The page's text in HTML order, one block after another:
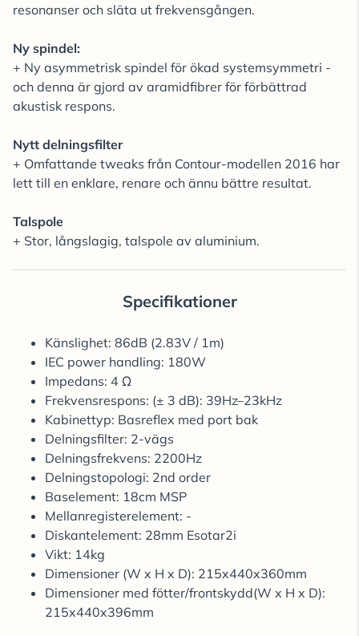
resonanser och släta ut frekvensgången.
Ny spindel:
+ Ny asymmetrisk spindel för ökad systemsymmetri -
och denna är gjord av aramidfibrer för förbättrad
akustisk respons.
Nytt delningsfilter
+ Omfattande tweaks från Contour-modellen 2016 har
lett till en enklare, renare och ännu bättre resultat.
Talspole
+ Stor, långslagig, talspole av aluminium.
Specifikationer
Känslighet: 86dB (2.83V / 1m)
IEC power handling: 180W
Impedans: 4 Ω
Frekvensrespons: (± 3 dB): 39Hz–23kHz
Kabinettyp: Basreflex med port bak
Delningsfilter: 2-vägs
Delningsfrekvens: 2200Hz
Delningstopologi: 2nd order
Baselement: 18cm MSP
Mellanregisterelement: -
Diskantelement: 28mm Esotar2i
Vikt: 14kg
Dimensioner (W x H x D): 215x440x360mm
Dimensioner med fötter/frontskydd(W x H x D):
215x440x396mm